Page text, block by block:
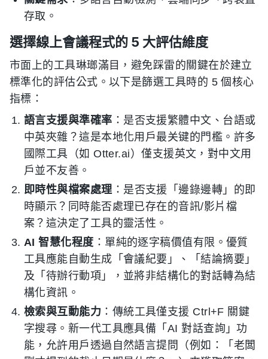
存取。
選擇線上會議程式的 5 大評估維度
市面上的工具琳瑯滿目，避免踩雷的關鍵在於建立
標準化的評估公式。以下是篩選工具時的 5 個核心
指標：
語言支援與準確率 ：是否支援繁體中文、台語或
中英夾雜？這是本地化用戶最关键的門檻。許多
國際工具（如 Otter.ai）僅支援英文，對中文用
戶並不友善。
即時性與檔案處理：是否支援「邊錄邊轉」的即
時顯示？同時能否處理已存在的音訊/影片檔
案？這決定了工具的靈活性。
AI 智慧化程度 ：單純的逐字稿價值有限。優質
工具應能自動生成「會議紀要」、「結論摘要」
及「待辦行動項」，並將非結構化的對話轉為結
構化資訊。
檢索與互動能力 ：傳統工具僅支援 Ctrl+F 關鍵
字搜尋。新一代工具應具備「AI 對話查詢」功
能，允許用戶透過自然語言提問（例如：「老闆